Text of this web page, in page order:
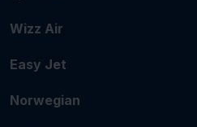
Wizz Air
Easy Jet
Norwegian